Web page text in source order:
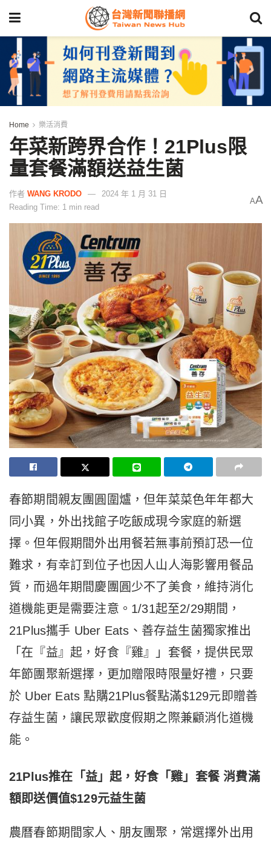
Home 樂活消費
年菜新跨界合作！21Plus限
量套餐滿額送益生菌
作者 WANG KRODO
2024 年 1 月 31 日
Reading Time: 1 min read
AA
春節期間親友團圓圍爐，但年菜菜色年年都大
同小異，外出找館子吃飯成現今家庭的新選
擇。但年假期間外出用餐若無事前預訂恐一位
難求，有幸訂到位子也因人山人海影響用餐品
質，而過年期間慶團圓少不了美食，維持消化
道機能更是需要注意。1/31起至2/29期間，
21Plus攜手 Uber Eats、善存益生菌獨家推出
「在『益』起，好食『雞』」套餐，提供民眾
年節團聚新選擇，更加贈限時限量好禮，只要
於 Uber Eats 點購21Plus餐點滿$129元即贈善
存益生菌，讓民眾歡度假期之際兼顧消化道機
能。
21Plus推在「益」起，好食「雞」套餐 消費滿
額即送價值$129元益生菌
農曆春節期間家人、朋友團聚，常選擇外出用